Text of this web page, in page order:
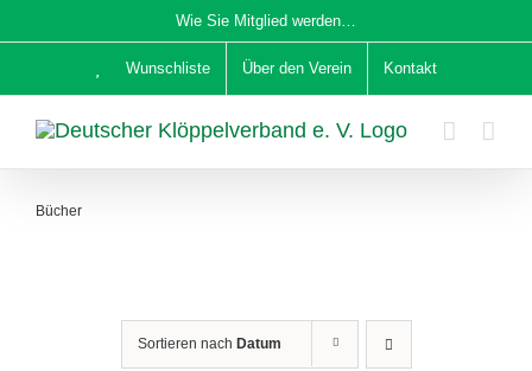
Inhalt
Wie Sie Mitglied werden…
Wunschliste Über den Verein Kontakt
Bücher
Sortieren nach Datum